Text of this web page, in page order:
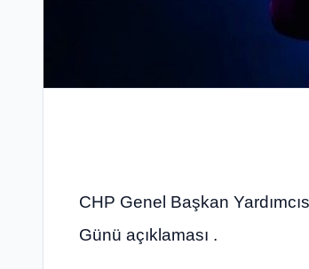
CHP Genel Başkan
Günü açıklaması .